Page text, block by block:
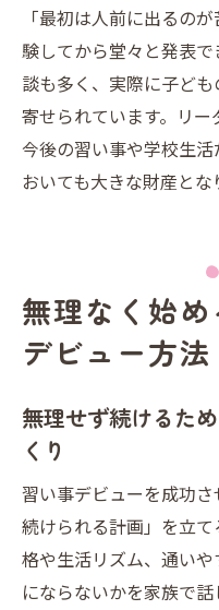
「最初は人前に出るの
験してから堂々と発表
談も多く、実際に子ど
寄せられています。リー
今後の習い事や学校生
おいても大きな財産とな
無理なく始
デビュー方法
無理せず続けるた
くり
習い事デビューを成功
続けられる計画」を立
格や生活リズム、通い
にならないかを家族で